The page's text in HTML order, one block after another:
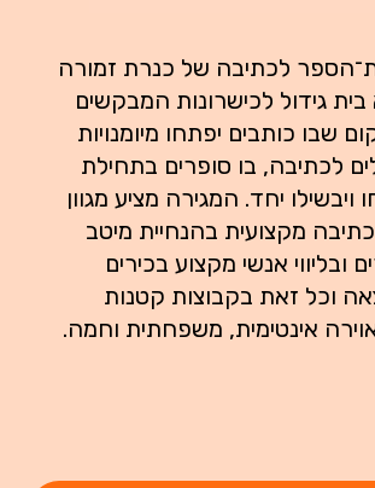
לכתיבה של כנרת זמורה
בית גידול לכישרונות המבקשים
שבו כותבים יפתחו מיומנויות
לכתיבה, בו סופרים בתחילת
ויבשילו יחד. המגירה מציע מגוון
מקצועית בהנחיית מיטב
ובליווי אנשי מקצוע בכירים
וכל זאת בקבוצות קטנות
אינטימית, משפחתית וחמה.